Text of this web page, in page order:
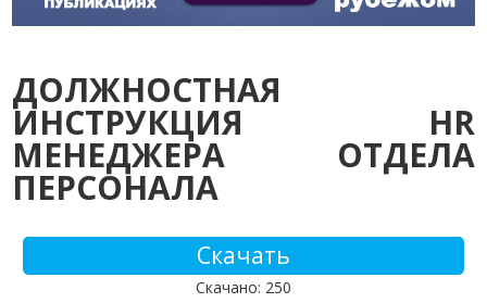
ДОЛЖНОСТНАЯ
ИНСТРУКЦИЯ HR
МЕНЕДЖЕРА ОТДЕЛА
ПЕРСОНАЛА
Скачать
Скачано: 250